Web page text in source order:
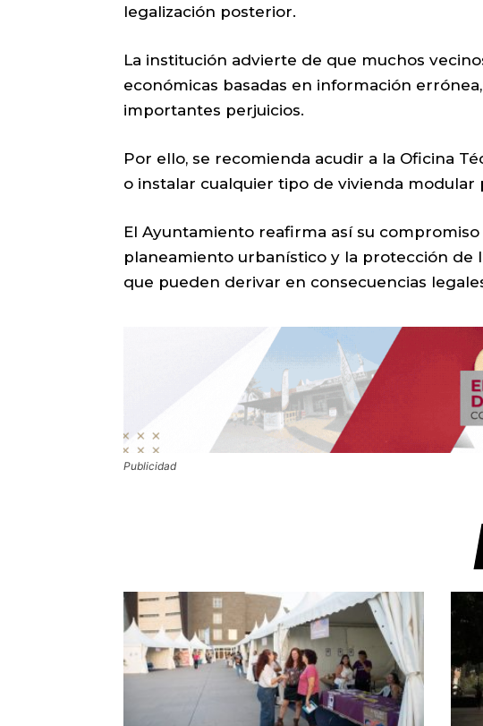
legalización posterior.
La institución advierte de que muchos
económicas basadas en información
importantes perjuicios.
Por ello, se recomienda acudir a la Oficina
o instalar cualquier tipo de vivienda modular
El Ayuntamiento reafirma así su
planeamiento urbanístico y la protección de
que pueden derivar en consecuencias
Publicidad